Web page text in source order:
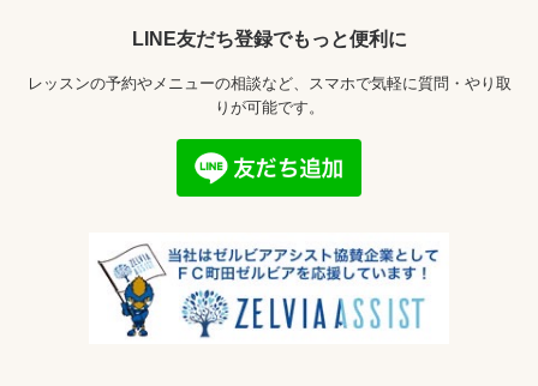
LINE友だち登録でもっと便利に
レッスンの予約やメニューの相談など、スマホで気軽に質問・やり取
りが可能です。